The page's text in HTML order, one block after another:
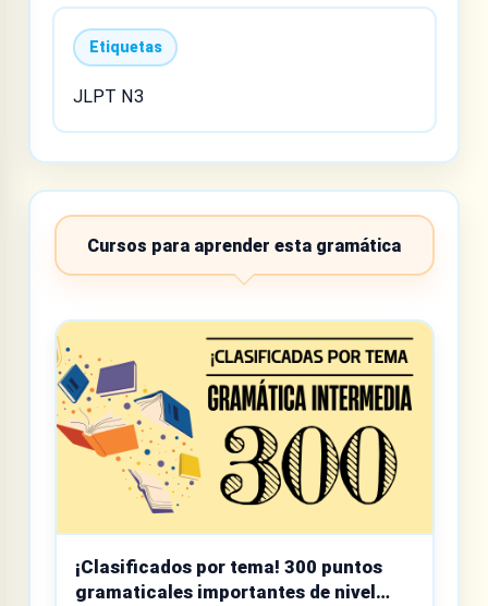
Etiquetas
JLPT N3
Cursos para aprender esta gramática
¡Clasificados por tema! 300 puntos
gramaticales importantes de nivel